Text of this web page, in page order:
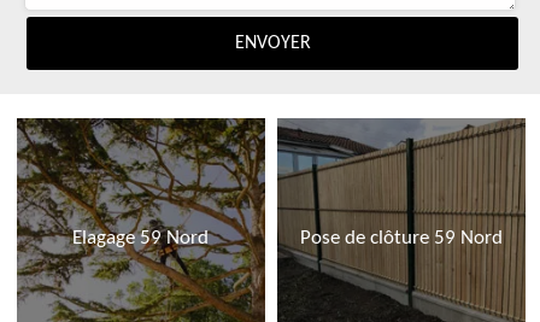
Elagage 59 Nord Pose de clôture 59 Nord